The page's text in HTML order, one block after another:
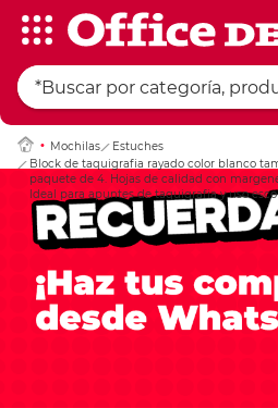
Mochilas
Estuches
Block de taquigrafia rayado color blanco
paquete de 4. Hojas de calidad con
Ideal para apuntes de taquigrafia y uso esco